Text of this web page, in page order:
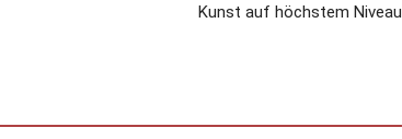
Kunst auf höchstem Niveau